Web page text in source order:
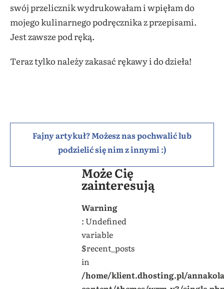
swój przelicznik wydrukowałam i wpięłam do
mojego kulinarnego podręcznika z przepisami.
Jest zawsze pod ręką.
Teraz tylko należy zakasać rękawy i do dzieła!
Fajny artykuł? Możesz nas pochwalić lub
podzielić się nim z innymi :)
Może Cię
zainteresują
Warning
: Undefined
variable
$recent_posts
in
/home/klient.dhosting.pl/